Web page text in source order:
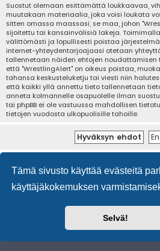
Tämä sivusto käyttää evästeitä
käyttäjäkokemuksen
Selvä!
Suostut olemaan esittämättä loukkaavaa,
muutakaan materiaalia, joka voisi loukata
sitten omassa maassasi, se maa, johon
sijoitettu tai kansainvälisiä lakeja.
välittömästi ja lopullisesti poistaa
internet-yhteydentarjoajaasi otetaan
tallennetaan näiden ehtojen noudattamisen
että "WrestlingAlert" on oikeus poistaa,
tahansa keskusteluketju tai viesti niin
että kaikki yllä annettu tieto tallennetaan
anneta kolmannelle osapuolelle ilman
tai phpBB ei ole vastuussa mahdollisen
tietojen vuodosta ulkopuolisille tahoille.
Etusivu
Flat Style byIan Bradley•
Käännös: phpBB